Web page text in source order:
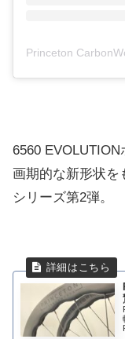
6560
画期的な新形状を
シリーズ第2弾。